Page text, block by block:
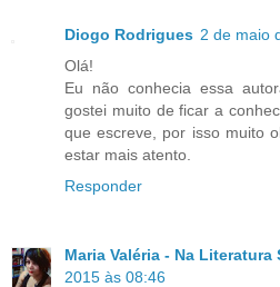
Diogo Rodrigues 2 de maio
Olá!
Eu não conhecia essa
gostei muito de ficar a
que escreve, por isso muito
estar mais atento.
Responder
Maria Valéria - Na Literatura
2015 às 08:46